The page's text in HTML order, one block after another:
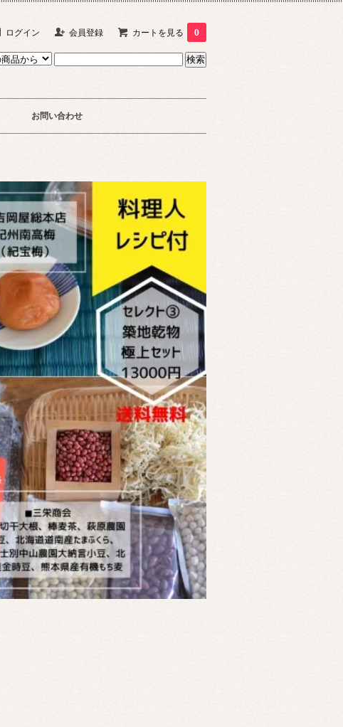
ログイン 会員登録 カートを見る 0
お問い合わせ